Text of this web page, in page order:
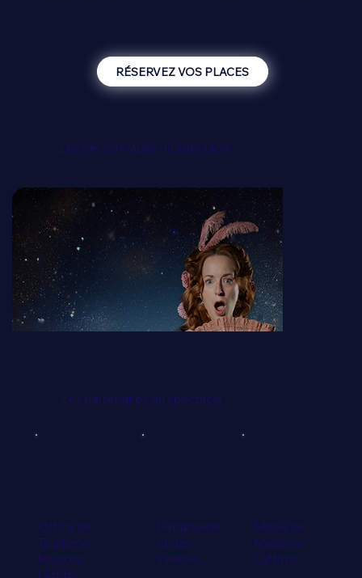
RÉSERVEZ VOS PLACES
Les personnages du spectacle
Les partenaires du spectacle
Office de
Tourisme
Maisons-
Départeme
nt des
Yvelines
Mairie de
Maisons-
Laffitte